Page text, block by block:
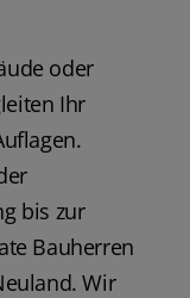
oder
Ihr
bis zur
Bauherren
Wir